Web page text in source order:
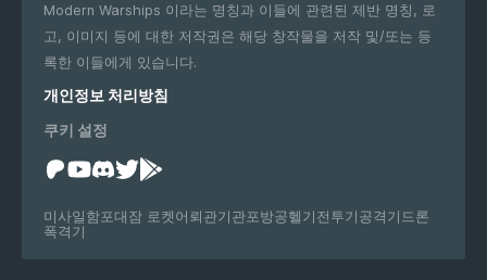
Modern Warships 이라는 명칭과 이들에 관련된 제반 명칭, 로
고, 이미지 등에 대한 저작권은 해당 창작물을 저작 및/또는 등
록한 이들에게 있습니다.
개인정보 처리방침
쿠키 설정
미사일함포대잠 로켓어뢰관기관포방공헬기전투기공격기 드론
폭격기